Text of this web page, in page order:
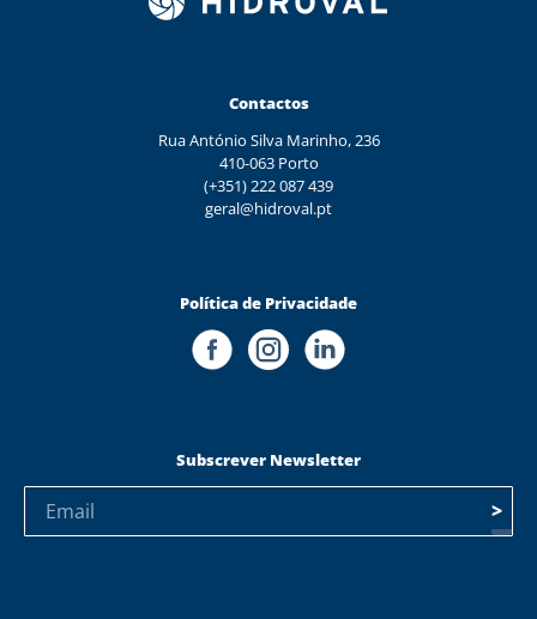
Contactos
Rua António Silva Marinho, 236
410-063 Porto
(+351) 222 087 439
geral@hidroval.pt
Política de Privacidade
Subscrever Newsletter
>